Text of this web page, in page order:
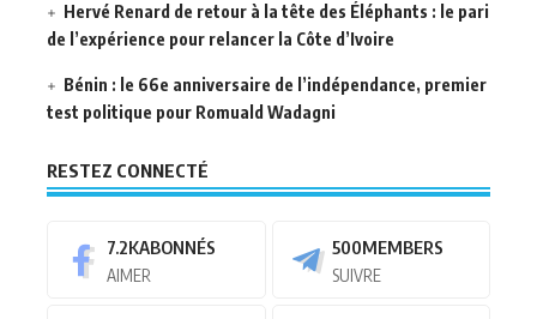
Hervé Renard de retour à la tête des Éléphants : le pari
de l’expérience pour relancer la Côte d’Ivoire
Bénin : le 66e anniversaire de l’indépendance, premier
test politique pour Romuald Wadagni
RESTEZ CONNECTÉ
7.2KABONNÉS
AIMER
500MEMBERS
SUIVRE